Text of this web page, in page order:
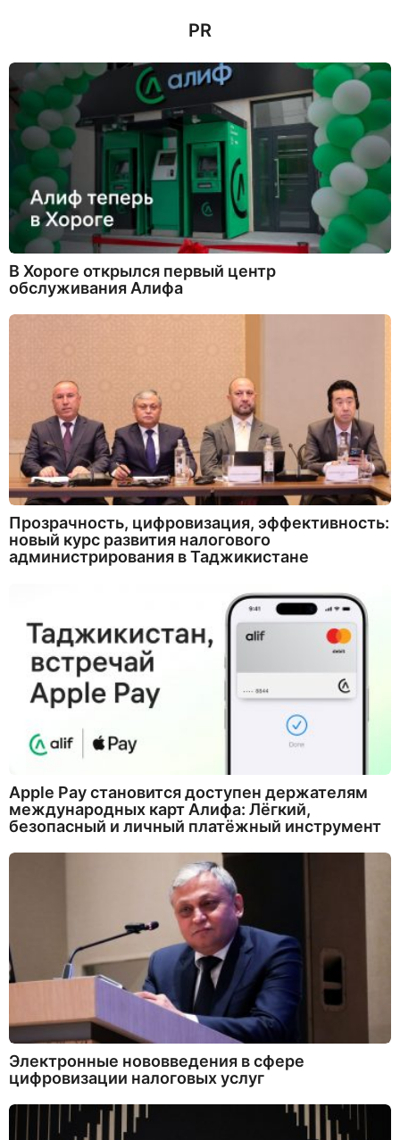
з
д
PR
В Хороге открылся первый центр
обслуживания Алифа
Прозрачность, цифровизация, эффективность:
новый курс развития налогового
администрирования в Таджикистане
Apple Pay становится доступен держателям
международных карт Алифа: Лёгкий,
безопасный и личный платёжный инструмент
Электронные нововведения в сфере
цифровизации налоговых услуг